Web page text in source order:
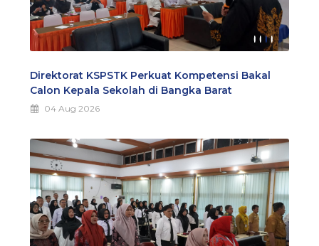
Direktorat KSPSTK Perkuat Kompetensi Bakal
Calon Kepala Sekolah di Bangka Barat
04 Aug 2026